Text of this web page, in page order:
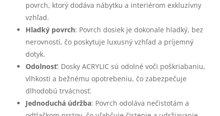
povrch, ktorý dodáva nábytku a interiérom exkluzívny
vzhľad.
Hladký povrch: Povrch dosiek je dokonale hladký, bez
nerovností, čo poskytuje luxusný vzhľad a príjemný
dotyk.
Odolnosť: Dosky ACRYLIC sú odolné voči poškriabaniu,
vlhkosti a bežnému opotrebeniu, čo zabezpečuje
dlhodobú trvácnosť.
Jednoduchá údržba: Povrch odoláva nečistotám a